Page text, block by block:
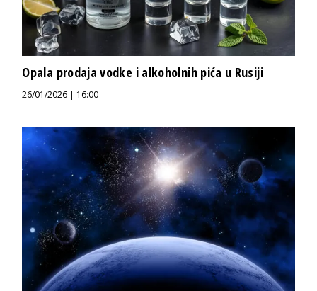
Opala prodaja vodke i alkoholnih pića u Rusiji
26/01/2026 | 16:00